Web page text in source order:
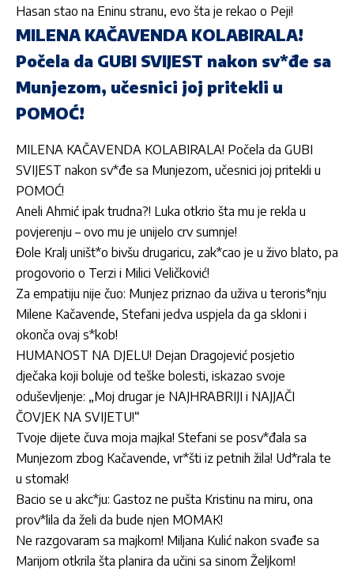
Hasan stao na Eninu stranu, evo šta je rekao o Peji!
MILENA KAČAVENDA KOLABIRALA!
Počela da GUBI SVIJEST nakon sv*đe sa
Munjezom, učesnici joj pritekli u
POMOĆ!
MILENA KAČAVENDA KOLABIRALA! Počela da GUBI
SVIJEST nakon sv*đe sa Munjezom, učesnici joj pritekli u
POMOĆ!
Aneli Ahmić ipak trudna?! Luka otkrio šta mu je rekla u
povjerenju – ovo mu je unijelo crv sumnje!
Đole Kralj uništ*o bivšu drugaricu, zak*cao je u živo blato, pa
progovorio o Terzi i Milici Veličković!
Za empatiju nije čuo: Munjez priznao da uživa u teroris*nju
Milene Kačavende, Stefani jedva uspjela da ga skloni i
okonča ovaj s*kob!
HUMANOST NA DJELU! Dejan Dragojević posjetio
dječaka koji boluje od teške bolesti, iskazao svoje
oduševljenje: „Moj drugar je NAJHRABRIJI i NAJJAČI
ČOVJEK NA SVIJETU!“
Tvoje dijete čuva moja majka! Stefani se posv*đala sa
Munjezom zbog Kačavende, vr*šti iz petnih žila! Ud*rala te
u stomak!
Bacio se u akc*ju: Gastoz ne pušta Kristinu na miru, ona
prov*lila da želi da bude njen MOMAK!
Ne razgovaram sa majkom! Miljana Kulić nakon svađe sa
Marijom otkrila šta planira da učini sa sinom Željkom!